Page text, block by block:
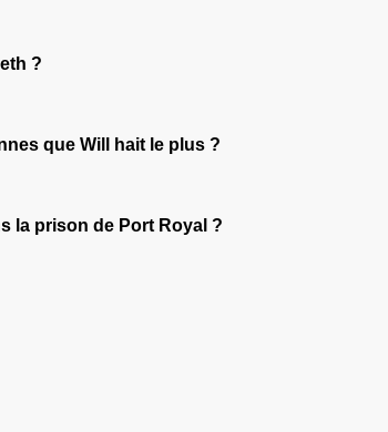
?
que Will hait le plus ?
la prison de Port Royal ?